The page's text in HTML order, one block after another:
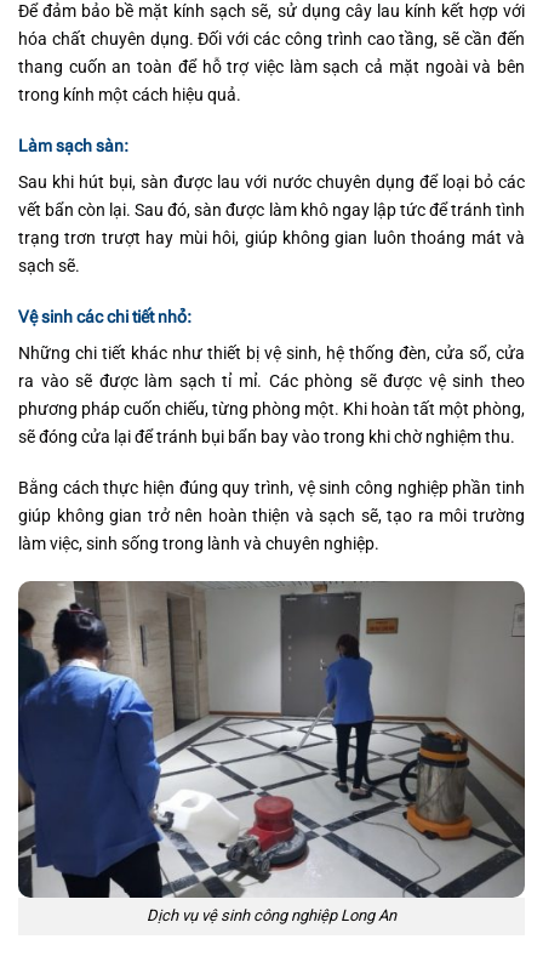
Để đảm bảo bề mặt kính sạch sẽ, sử dụng cây lau kính kết hợp với
hóa chất chuyên dụng. Đối với các công trình cao tầng, sẽ cần đến
thang cuốn an toàn để hỗ trợ việc làm sạch cả mặt ngoài và bên
trong kính một cách hiệu quả.
Làm sạch sàn:
Sau khi hút bụi, sàn được lau với nước chuyên dụng để loại bỏ các
vết bẩn còn lại. Sau đó, sàn được làm khô ngay lập tức để tránh tình
trạng trơn trượt hay mùi hôi, giúp không gian luôn thoáng mát và
sạch sẽ.
Vệ sinh các chi tiết nhỏ:
Những chi tiết khác như thiết bị vệ sinh, hệ thống đèn, cửa sổ, cửa
ra vào sẽ được làm sạch tỉ mỉ. Các phòng sẽ được vệ sinh theo
phương pháp cuốn chiếu, từng phòng một. Khi hoàn tất một phòng,
sẽ đóng cửa lại để tránh bụi bẩn bay vào trong khi chờ nghiệm thu.
Bằng cách thực hiện đúng quy trình, vệ sinh công nghiệp phần tinh
giúp không gian trở nên hoàn thiện và sạch sẽ, tạo ra môi trường
làm việc, sinh sống trong lành và chuyên nghiệp.
Dịch vụ vệ sinh công nghiệp Long An